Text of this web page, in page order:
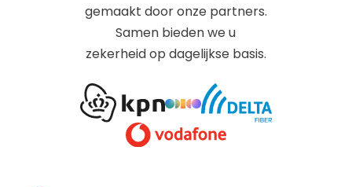
gemaakt door onze partners.
Samen bieden we u
zekerheid op dagelijkse basis.